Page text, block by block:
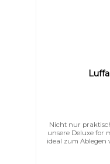
Nicht nur
unsere Deluxe for
ideal zum Ablegen